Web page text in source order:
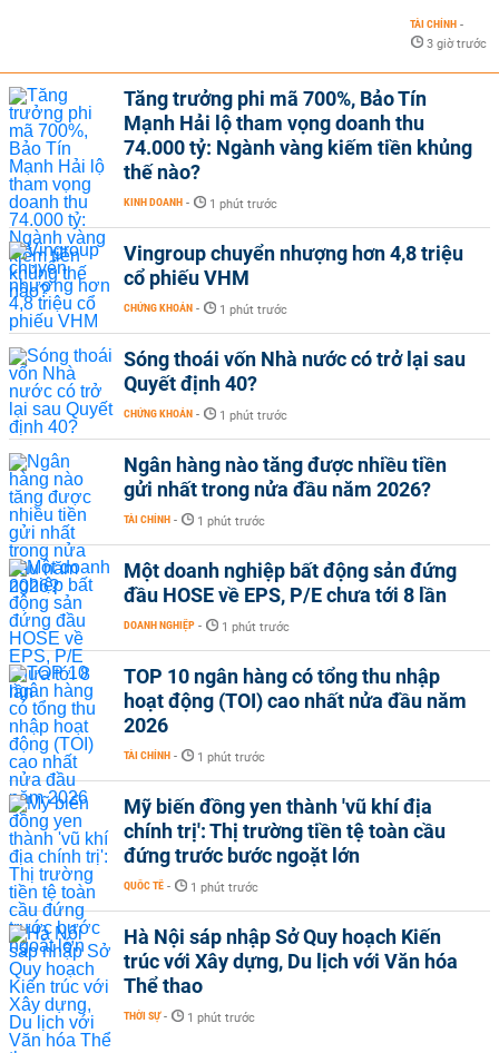
TÀI CHÍNH -
3 giờ trước
Tăng trưởng phi mã 700%, Bảo Tín
Mạnh Hải lộ tham vọng doanh thu
74.000 tỷ: Ngành vàng kiếm tiền khủng
thế nào?
KINH DOANH - 1 phút trước
Vingroup chuyển nhượng hơn 4,8 triệu
cổ phiếu VHM
CHỨNG KHOÁN - 1 phút trước
Sóng thoái vốn Nhà nước có trở lại sau
Quyết định 40?
CHỨNG KHOÁN - 1 phút trước
Ngân hàng nào tăng được nhiều tiền
gửi nhất trong nửa đầu năm 2026?
TÀI CHÍNH - 1 phút trước
Một doanh nghiệp bất động sản đứng
đầu HOSE về EPS, P/E chưa tới 8 lần
DOANH NGHIỆP - 1 phút trước
TOP 10 ngân hàng có tổng thu nhập
hoạt động (TOI) cao nhất nửa đầu năm
2026
TÀI CHÍNH - 1 phút trước
Mỹ biến đồng yen thành 'vũ khí địa
chính trị': Thị trường tiền tệ toàn cầu
đứng trước bước ngoặt lớn
QUỐC TẾ - 1 phút trước
Hà Nội sáp nhập Sở Quy hoạch Kiến
trúc với Xây dựng, Du lịch với Văn hóa
Thể thao
THỜI SỰ - 1 phút trước